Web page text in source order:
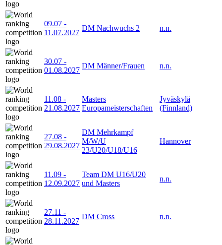
09.07 -
11.07.2027
DM Nachwuchs 2 n.n.
30.07 -
01.08.2027
DM Männer/Frauen n.n.
11.08 -
21.08.2027
Masters
Europameisterschaften
Jyväskylä
(Finnland)
27.08 -
29.08.2027
DM Mehrkampf
M/W/U
23/U20/U18/U16
Hannover
11.09 -
12.09.2027
Team DM U16/U20
und Masters
n.n.
27.11 -
28.11.2027
DM Cross n.n.